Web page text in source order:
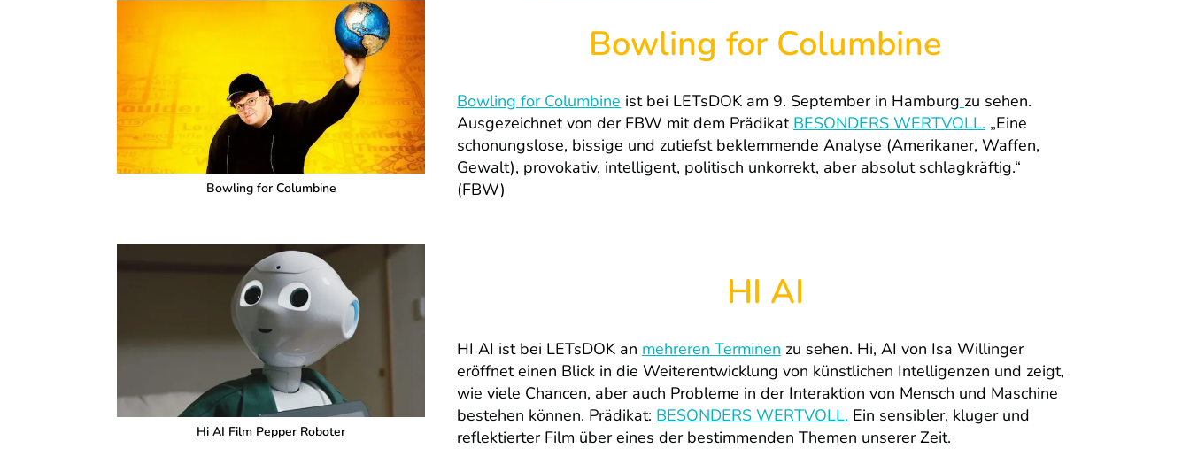
Bowling for Columbine
Hi AI Film Pepper Roboter
Bowling for Columbine
Bowling for Columbine ist bei LETsDOK am 9. September in Hamburg zu sehen.
Ausgezeichnet von der FBW mit dem Prädikat BESONDERS WERTVOLL. „Eine
schonungslose, bissige und zutiefst beklemmende Analyse (Amerikaner, Waffen,
Gewalt), provokativ, intelligent, politisch unkorrekt, aber absolut schlagkräftig.“
(FBW)
HI AI
HI AI ist bei LETsDOK an mehreren Terminen zu sehen. Hi, AI von Isa Willinger
eröffnet einen Blick in die Weiterentwicklung von künstlichen Intelligenzen und zeigt,
wie viele Chancen, aber auch Probleme in der Interaktion von Mensch und Maschine
bestehen können. Prädikat: BESONDERS WERTVOLL. Ein sensibler, kluger und
reflektierter Film über eines der bestimmenden Themen unserer Zeit.